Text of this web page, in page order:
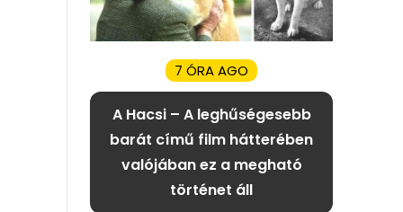
7 ÓRA AGO
A Hacsi – A leghűségesebb
barát című film hátterében
valójában ez a megható
történet áll